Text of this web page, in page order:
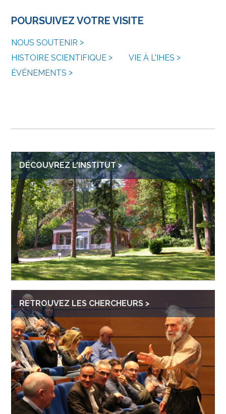
POURSUIVEZ VOTRE VISITE
NOUS SOUTENIR
HISTOIRE SCIENTIFIQUE
VIE À L'IHES
ÉVÉNEMENTS
DÉCOUVREZ L'INSTITUT
RETROUVEZ LES CHERCHEURS